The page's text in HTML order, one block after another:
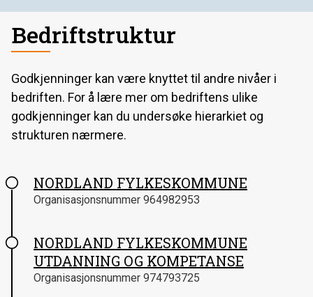
Bedriftstruktur
Godkjenninger kan være knyttet til andre nivåer i
bedriften. For å lære mer om bedriftens ulike
godkjenninger kan du undersøke hierarkiet og
strukturen nærmere.
NORDLAND FYLKESKOMMUNE
Organisasjonsnummer 964982953
NORDLAND FYLKESKOMMUNE
UTDANNING OG KOMPETANSE
Organisasjonsnummer 974793725